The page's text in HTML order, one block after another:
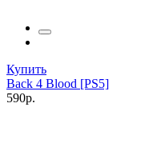
Купить
Back 4 Blood [PS5]
590р.